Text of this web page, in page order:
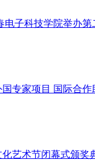
子科技学院举办第
专家项目 国际合作
艺术节闭幕式颁奖